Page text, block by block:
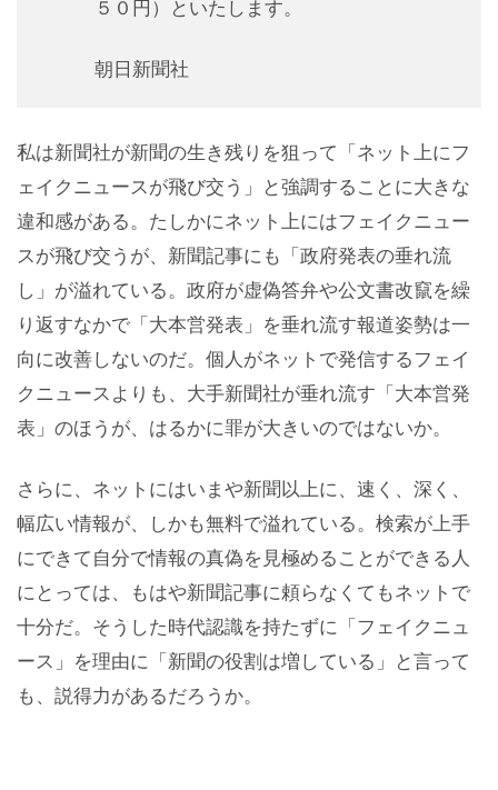
５０円）といたします。
朝日新聞社
私は新聞社が新聞の生き残りを狙って「ネット上にフ
ェイクニュースが飛び交う」と強調することに大きな
違和感がある。たしかにネット上にはフェイクニュー
スが飛び交うが、新聞記事にも「政府発表の垂れ流
し」が溢れている。政府が虚偽答弁や公文書改竄を繰
り返すなかで「大本営発表」を垂れ流す報道姿勢は一
向に改善しないのだ。個人がネットで発信するフェイ
クニュースよりも、大手新聞社が垂れ流す「大本営発
表」のほうが、はるかに罪が大きいのではないか。
さらに、ネットにはいまや新聞以上に、速く、深く、
幅広い情報が、しかも無料で溢れている。検索が上手
にできて自分で情報の真偽を見極めることができる人
にとっては、もはや新聞記事に頼らなくてもネットで
十分だ。そうした時代認識を持たずに「フェイクニュ
ース」を理由に「新聞の役割は増している」と言って
も、説得力があるだろうか。